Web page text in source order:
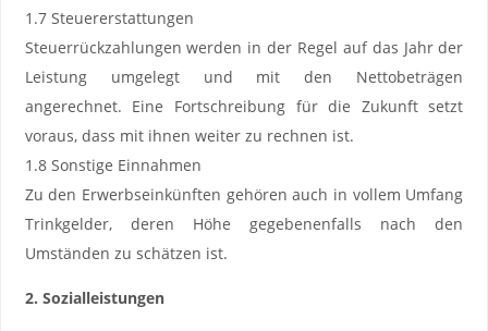
1.7 Steuererstattungen
Steuerrückzahlungen werden in der Regel auf das Jahr der
Leistung umgelegt und mit den Nettobeträgen
angerechnet. Eine Fortschreibung für die Zukunft setzt
voraus, dass mit ihnen weiter zu rechnen ist.
1.8 Sonstige Einnahmen
Zu den Erwerbseinkünften gehören auch in vollem Umfang
Trinkgelder, deren Höhe gegebenenfalls nach den
Umständen zu schätzen ist.
2. Sozialleistungen